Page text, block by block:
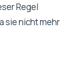
Regel
sie nicht mehr